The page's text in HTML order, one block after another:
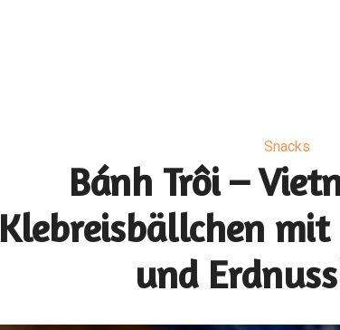
Snacks
Bánh Trôi –
Klebreisbällchen mit
und